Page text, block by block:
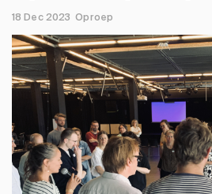
18 Dec 2023 Oproep